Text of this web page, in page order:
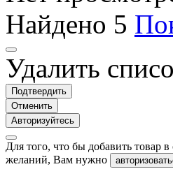
Найдено 5
Удалить
Подтвердить
Отменить
Авторизуйтесь
Для того, что бы добавить товар в
желаний, Вам нужно